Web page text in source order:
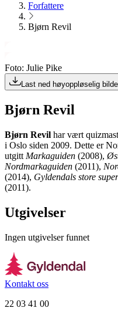
Forfattere
Bjørn Revil
Foto: Julie Pike
Last ned høyoppløselig bilde
Bjørn Revil
Bjørn Revil har vært
i Oslo siden 2009. Dette er
utgitt Markaguiden (2008),
Nordmarkaguiden (2011),
(2014), Gyldendals store
(2011).
Utgivelser
Ingen utgivelser funnet
Kontakt oss
22 03 41 00